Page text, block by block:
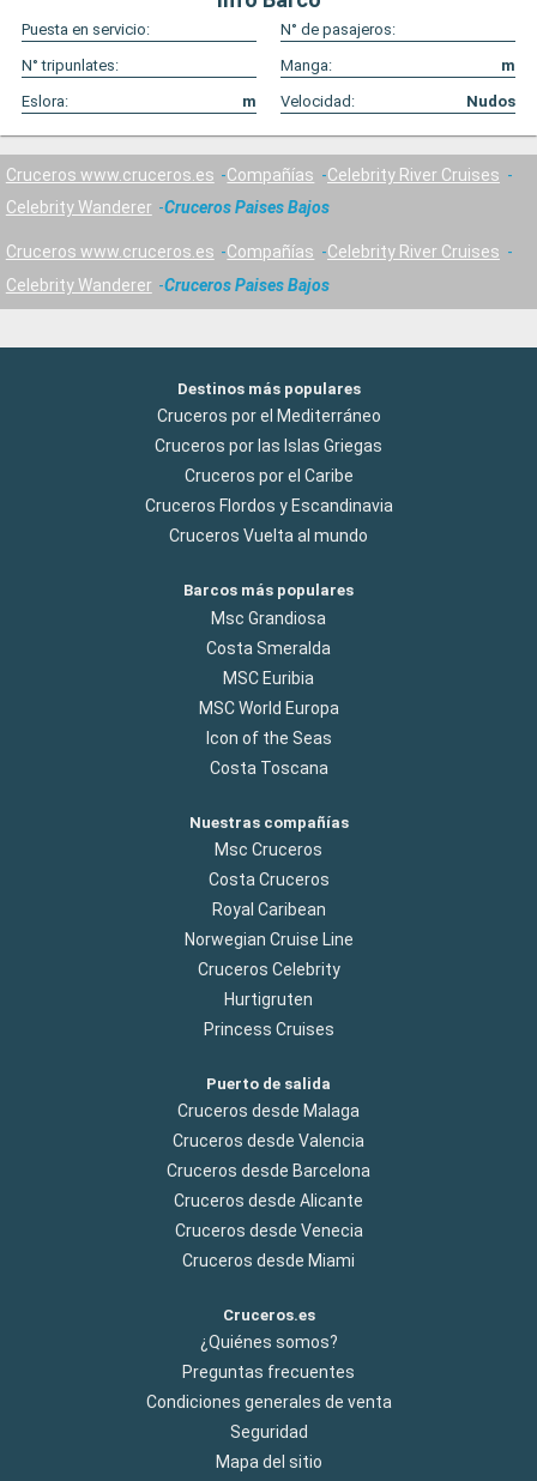
Puesta en servicio:
N° de pasajeros:
N° tripunlates:
Manga:
m
Eslora:
m Velocidad: Nudos
Cruceros www.cruceros.es Compañías
Celebrity River Cruises
Celebrity Wanderer
Cruceros Paises Bajos
Cruceros www.cruceros.es Compañías
Celebrity River Cruises
Celebrity Wanderer
Cruceros Paises Bajos
Destinos más populares
Cruceros por el Mediterráneo
Cruceros por las Islas Griegas
Cruceros por el Caribe
Cruceros Flordos y Escandinavia
Cruceros Vuelta al mundo
Barcos más populares
Msc Grandiosa
Costa Smeralda
MSC Euribia
MSC World Europa
Icon of the Seas
Costa Toscana
Nuestras compañías
Msc Cruceros
Costa Cruceros
Royal Caribean
Norwegian Cruise Line
Cruceros Celebrity
Hurtigruten
Princess Cruises
Puerto de salida
Cruceros desde Malaga
Cruceros desde Valencia
Cruceros desde Barcelona
Cruceros desde Alicante
Cruceros desde Venecia
Cruceros desde Miami
Cruceros.es
¿Quiénes somos?
Preguntas frecuentes
Condiciones generales de venta
Seguridad
Mapa del sitio